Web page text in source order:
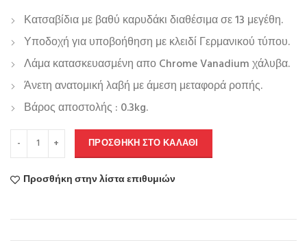
Κατσαβίδια με βαθύ καρυδάκι διαθέσιμα σε 13 μεγέθη.
Υποδοχή για υποβοήθηση με κλειδί Γερμανικού τύπου.
Λάμα κατασκευασμένη αποChrome Vanadiumχάλυβα.
Άνετη ανατομική λαβή με άμεση μεταφορά ροπής.
Βάρος αποστολής : 0.3kg.
ΠΡΟΣΘΉΚΗ ΣΤΟ ΚΑΛΆΘΙ
Προσθήκη στην λίστα επιθυμιών